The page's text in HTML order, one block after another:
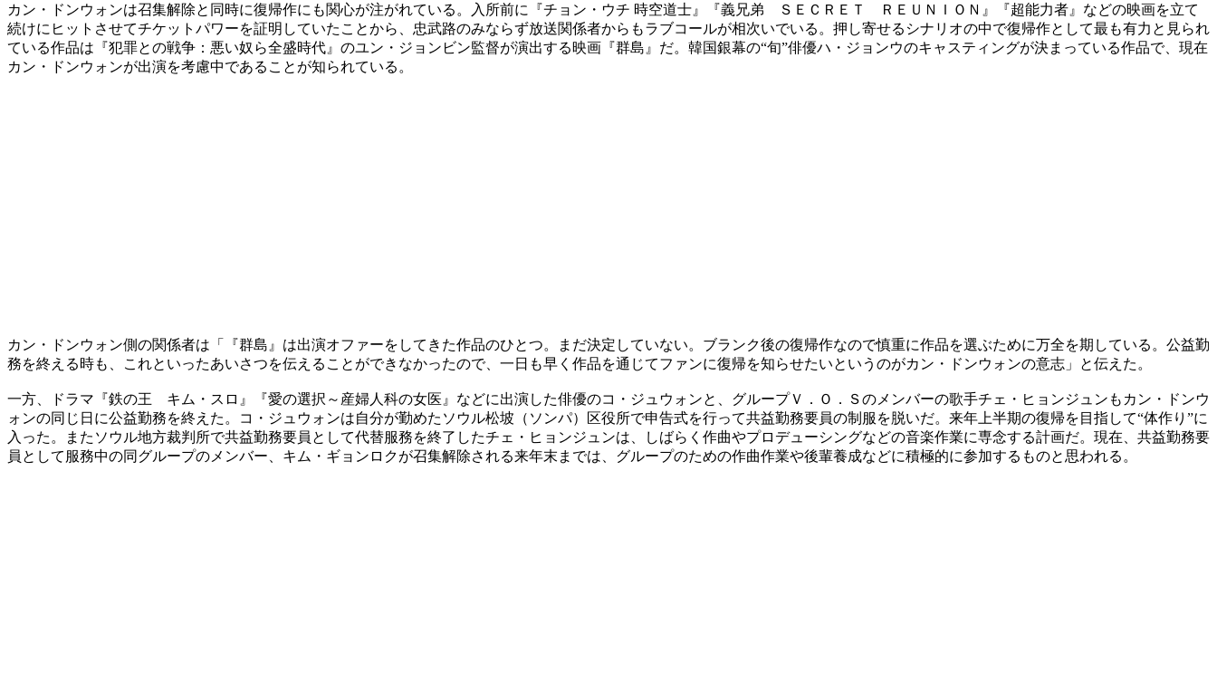
カン・ドンウォンは召集解除と同時に復帰作にも関心が注がれている。入所前に『チョン・ウチ 時空道士』『義兄弟 ＳＥＣＲＥＴ ＲＥＵＮＩＯＮ』『超能力者』などの映画を立て
続けにヒットさせてチケットパワーを証明していたことから、忠武路のみならず放送関係者からもラブコールが相次いでいる。押し寄せるシナリオの中で復帰作として最も有力と見られ
ている作品は『犯罪との戦争：悪い奴ら全盛時代』のユン・ジョンビン監督が演出する映画『群島』だ。韓国銀幕の“旬”俳優ハ・ジョンウのキャスティングが決まっている作品で、現在
カン・ドンウォンが出演を考慮中であることが知られている。
カン・ドンウォン側の関係者は「『群島』は出演オファーをしてきた作品のひとつ。まだ決定していない。ブランク後の復帰作なので慎重に作品を選ぶために万全を期している。公益勤
務を終える時も、これといったあいさつを伝えることができなかったので、一日も早く作品を通じてファンに復帰を知らせたいというのがカン・ドンウォンの意志」と伝えた。
一方、ドラマ『鉄の王 キム・スロ』『愛の選択～産婦人科の女医』などに出演した俳優のコ・ジュウォンと、グループＶ．Ｏ．Ｓのメンバーの歌手チェ・ヒョンジュンもカン・ドンウ
ォンの同じ日に公益勤務を終えた。コ・ジュウォンは自分が勤めたソウル松坡（ソンパ）区役所で申告式を行って共益勤務要員の制服を脱いだ。来年上半期の復帰を目指して“体作り”に
入った。またソウル地方裁判所で共益勤務要員として代替服務を終了したチェ・ヒョンジュンは、しばらく作曲やプロデューシングなどの音楽作業に専念する計画だ。現在、共益勤務要
員として服務中の同グループのメンバー、キム・ギョンロクが召集解除される来年末までは、グループのための作曲作業や後輩養成などに積極的に参加するものと思われる。